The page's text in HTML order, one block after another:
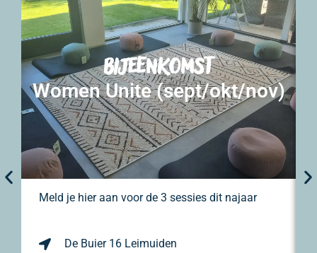
Bijeenkomst
Women Unite (sept/okt/nov)
Meld je hier aan voor de 3 sessies dit najaar
De Buier 16 Leimuiden